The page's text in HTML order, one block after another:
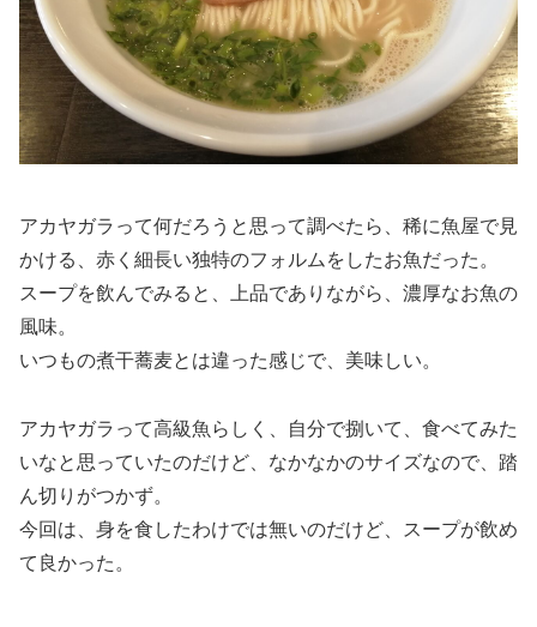
アカヤガラって何だろうと思って調べたら、稀に魚屋で見
かける、赤く細長い独特のフォルムをしたお魚だった。
スープを飲んでみると、上品でありながら、濃厚なお魚の
風味。
いつもの煮干蕎麦とは違った感じで、美味しい。
アカヤガラって高級魚らしく、自分で捌いて、食べてみた
いなと思っていたのだけど、なかなかのサイズなので、踏
ん切りがつかず。
今回は、身を食したわけでは無いのだけど、スープが飲め
て良かった。